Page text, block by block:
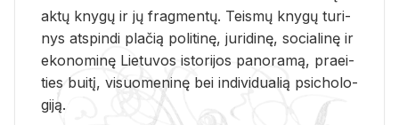
aktų kny­gų ir jų frag­men­tų. Teis­mų kny­gų tu­ri­
nys at­spin­di pla­čią po­li­ti­nę, ju­ri­di­nę, so­cia­li­nę ir
eko­no­mi­nę Lie­tu­vos is­to­ri­jos pa­no­ra­mą, pra­ei­
ties bui­tį, vi­suo­me­ni­nę bei in­di­vi­dua­lią psi­cho­lo­
gi­ją.